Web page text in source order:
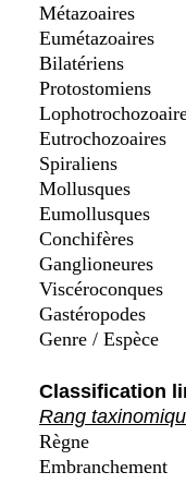
Métazoaires
Eumétazoaires
Bilatériens
Protostomiens
Eutrochozoaires
Spiraliens
Mollusques
Eumollusques
Conchifères
Ganglioneures
Viscéroconques
Gastéropodes
Genre / Espèce
Classification
Rang
Règne
Embranchement